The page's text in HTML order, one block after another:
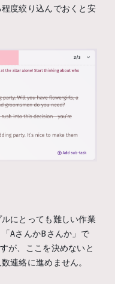
度絞り込んでおくと安
にとっても難しい作業
AさんかBさんか」で
が、ここを決めないと
連絡に進めません。